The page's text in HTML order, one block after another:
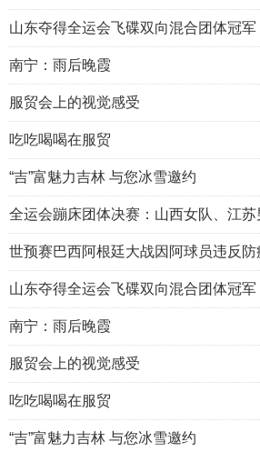
山东夺得全运会飞碟双向混合团体冠军
南宁：雨后晚霞
服贸会上的视觉感受
吃吃喝喝在服贸
“吉”富魅力吉林 与您冰雪邀约
全运会蹦床团体决赛：山西女队、江苏
世预赛巴西阿根廷大战因阿球员违反
山东夺得全运会飞碟双向混合团体冠军
南宁：雨后晚霞
服贸会上的视觉感受
吃吃喝喝在服贸
“吉”富魅力吉林 与您冰雪邀约